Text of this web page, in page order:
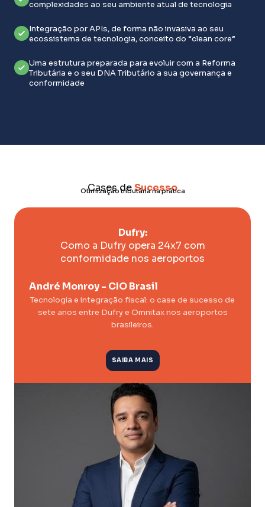
complexidades ao seu ambiente atual de tecnologia
Integração por APIs, de forma não invasiva ao seu
ecossistema de tecnologia, conceito do “clean core”
Uma estrutura preparada para evoluir com a Reforma
Tributária e o seu DNA Tributário a sua governança e
conformidade
Cases deSucesso
Otimização tributária na prática
Dufry:
Como a Dufry opera 24x7 com
conformidade nos aeroportos
André Monroy - CIO Brasil
Tecnologia e integração fiscal: o case de sucesso de
sete anos entre Dufry e Omnitax nos aeroportos
brasileiros.
SAIBA MAIS